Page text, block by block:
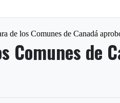
de los Comunes de Canadá
Comunes de